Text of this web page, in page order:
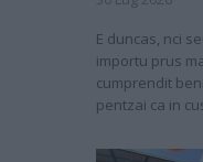
E duncas, nci
importu prus
cumprendit
pentzai ca in